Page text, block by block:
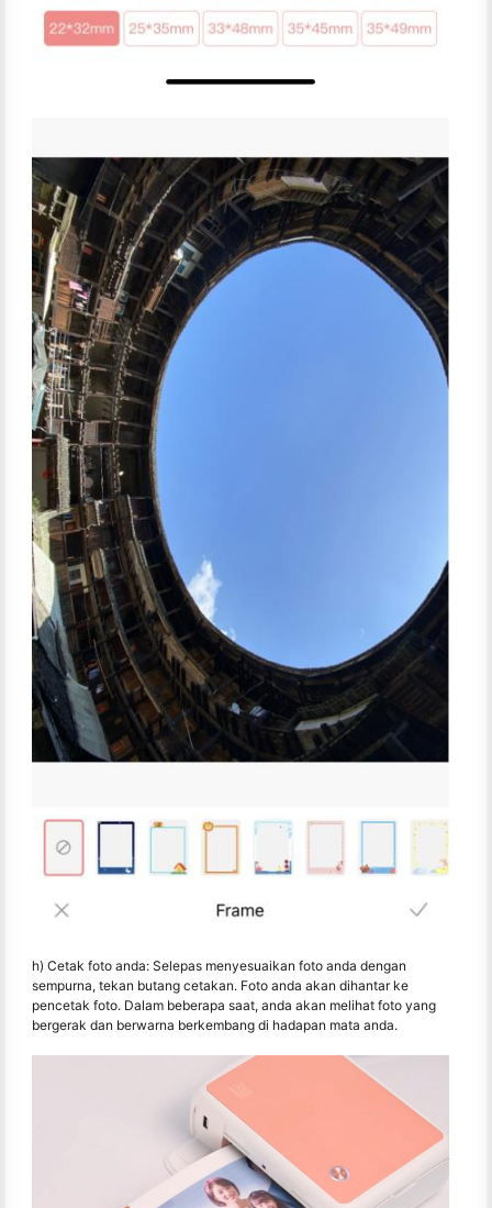
h) Cetak foto anda: Selepas menyesuaikan foto anda dengan
sempurna, tekan butang cetakan. Foto anda akan dihantar ke
pencetak foto. Dalam beberapa saat, anda akan melihat foto yang
bergerak dan berwarna berkembang di hadapan mata anda.